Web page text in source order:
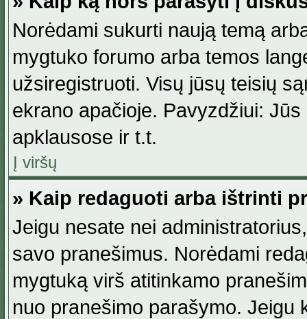
Norėdami sukurti naują temą
mygtuko forumo arba temos
užsiregistruoti. Visų jūsų teisių
ekrano apačioje. Pavyzdžiui:
apklausose ir t.t.
Į viršų
» Kaip redaguoti arba ištrinti
Jeigu nesate nei
savo pranešimus. Norėdami
mygtuką virš atitinkamo
nuo pranešimo parašymo. Jeigu